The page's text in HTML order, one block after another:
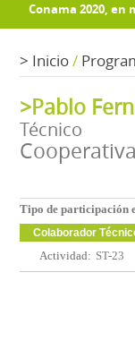
Conama 2020, en
> Inicio/
>Pablo
Técnico
Tipo de participación
Colaborador
Actividad: ST-23